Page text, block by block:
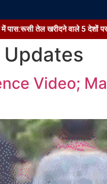
तेल खरीदने वाले 5 देशों पर
Video;